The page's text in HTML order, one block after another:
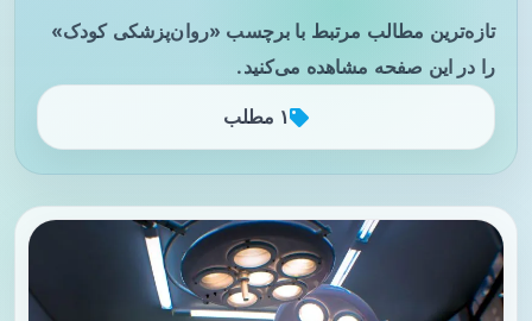
تازه‌ترین مطالب مرتبط با برچسب «روان‌پزشکی کودک»
را در این صفحه مشاهده می‌کنید.
۱ مطلب